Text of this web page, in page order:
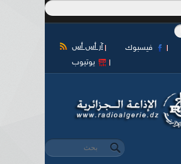
آر أس أس فيسبوك
يوتيوب
استمارة البحث
‏بحث ‏